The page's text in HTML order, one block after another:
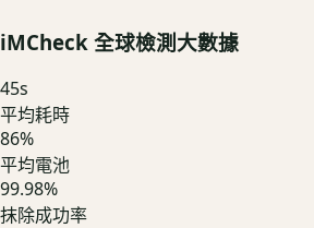
iMCheck 全球檢測大數據
45s
平均耗時
86%
平均電池
99.98%
抹除成功率